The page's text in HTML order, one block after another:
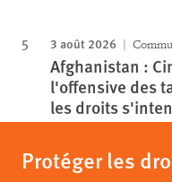
3 août 2026
Afghanistan :
l'offensive des
les droits
Protéger les